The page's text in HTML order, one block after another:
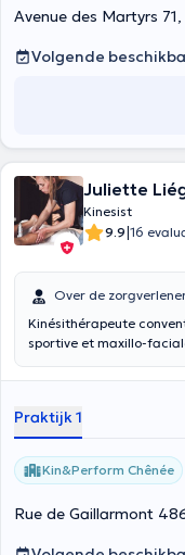
Avenue des Martyrs
Volgende
Juliette
Kinesist
9.9|16
Over de
Kinésithérapeute
sportive et maxillo-
Praktijk 1
Kin&Perform Chênée
Rue de Gaillarmont